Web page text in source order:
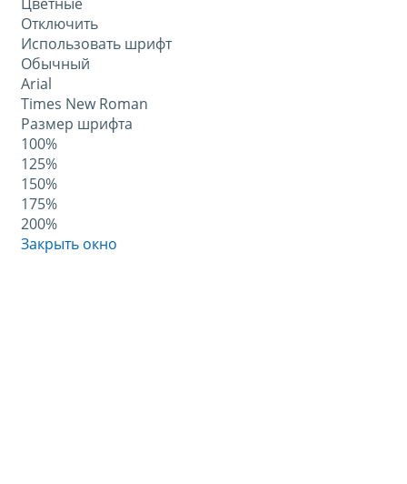
Отключить
Использовать шрифт
Обычный
Arial
Times New Roman
Размер шрифта
100%
125%
150%
175%
200%
Закрыть окно